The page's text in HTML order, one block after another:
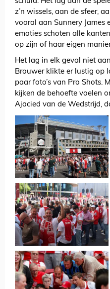
z’n wissels, aan de sfeer,
vooral aan Sunnery James
emoties schoten alle
op zijn of haar eigen
Het lag in elk geval niet
Brouwer klikte er lustig op
paar foto’s van Pro Shots.
kijken de behoefte voelen
Ajacied van de Wedstrijd,